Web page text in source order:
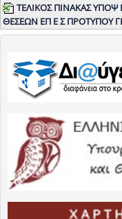
ΤΕΛΙΚΟΣ ΠΙΝΑΚΑΣ
ΘΕΣΕΩΝ ΕΠ Ε Σ ΠΡΟΤΥΠΟΥ